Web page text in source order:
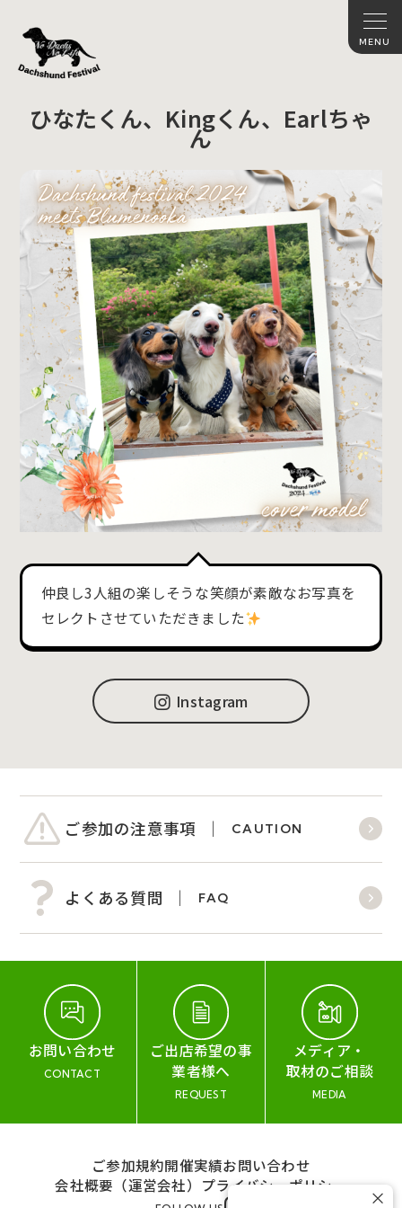
ひなたくん、Kingくん、Earlちゃ
ん
仲良し3人組の楽しそうな笑顔が素敵なお写真を
セレクトさせていただきました
Instagram
ご参加の注意事項 CAUTION
よくある質問 FAQ
お問い合わせ
CONTACT
ご出店希望の事
業者様へ
REQUEST
メディア・
取材のご相談
MEDIA
ご参加規約開催実績お問い合わせ
会社概要（運営会社） プライバシーポリシー
×